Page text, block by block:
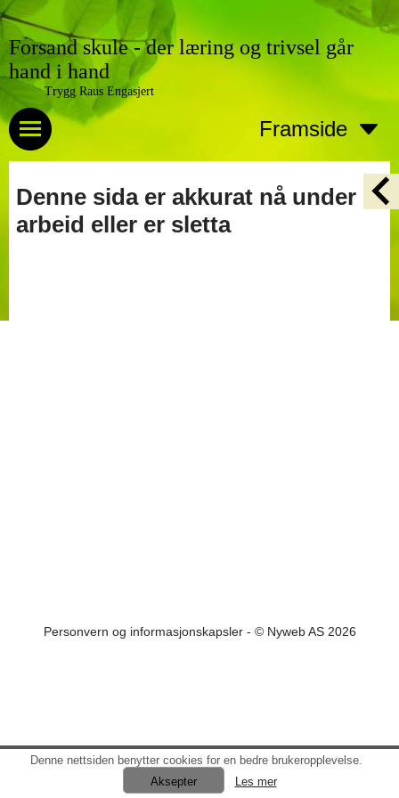
Forsand skule - der læring og trivsel går
hand i hand
Trygg Raus Engasjert
Framside
Denne sida er akkurat nå under
arbeid eller er sletta
Personvern og informasjonskapsler- © Nyweb AS 2026
Denne nettsiden benytter cookies for en bedre brukeropplevelse.
Les mer